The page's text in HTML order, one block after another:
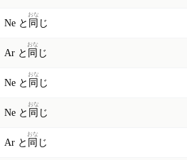
Ne と 同
おな
じ
Ar と 同
おな
じ
Ne と 同
おな
じ
Ne と 同
おな
じ
Ar と 同
おな
じ